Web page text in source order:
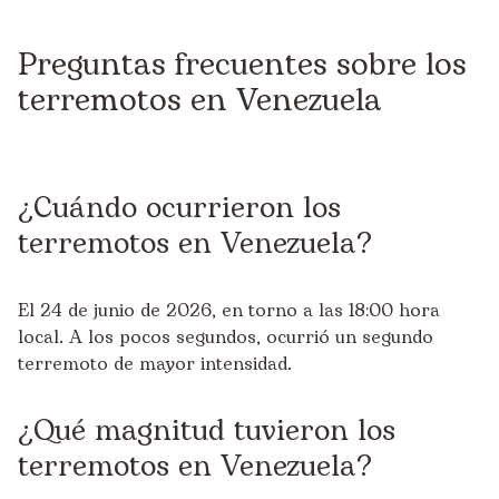
Preguntas frecuentes sobre los
terremotos en Venezuela
¿Cuándo ocurrieron los
terremotos en Venezuela?
El 24 de junio de 2026, en torno a las 18:00 hora
local. A los pocos segundos, ocurrió un segundo
terremoto de mayor intensidad.
¿Qué magnitud tuvieron los
terremotos en Venezuela?